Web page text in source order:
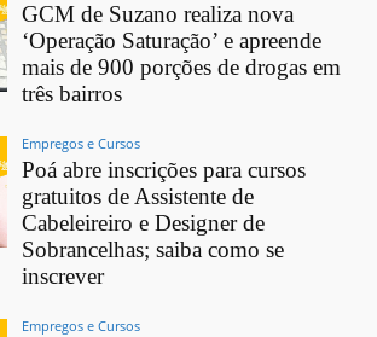
GCM de Suzano realiza nova
‘Operação Saturação’ e apreende
mais de 900 porções de drogas em
três bairros
Empregos e Cursos
Poá abre inscrições para cursos
gratuitos de Assistente de
Cabeleireiro e Designer de
Sobrancelhas; saiba como se
inscrever
Empregos e Cursos